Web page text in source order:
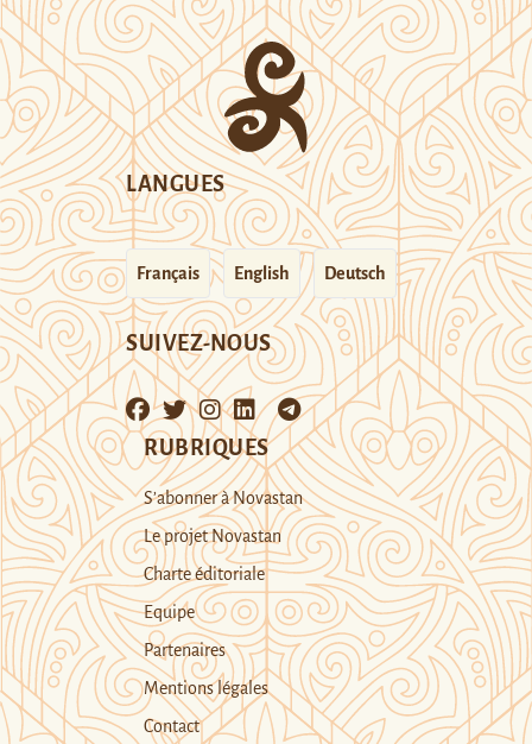
LANGUES
Français English Deutsch
SUIVEZ-NOUS
RUBRIQUES
S’abonner à Novastan
Le projet Novastan
Charte éditoriale
Equipe
Partenaires
Mentions légales
Contact